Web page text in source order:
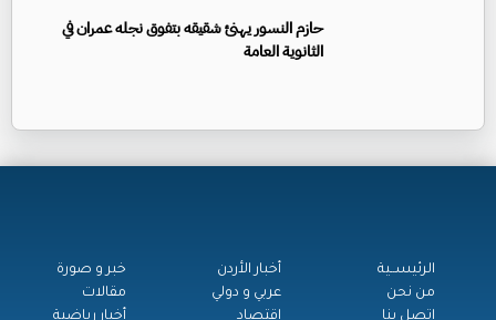
حازم النسور يهنئ شقيقه بتفوق نجله عمران في
الثانوية العامة
الرئيســية
من نحن
اتصل بنا
أخبار الأردن
عربي و دولي
اقتصاد
خبر و صورة
مقالات
أخبار رياضية